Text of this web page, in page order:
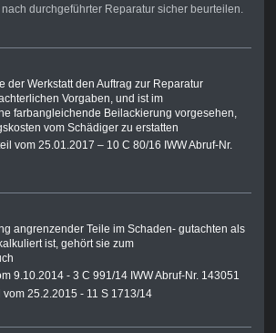
nach durchgeführter Reparatur sicher beurteilen.
der Werkstatt den Auftrag zur Reparatur
Vorgaben, und ist im
farbangleichende Beilackierung vorgesehen,
vom Schädiger zu erstatten
vom 25.01.2017 – 10 C 80/16 IWW Abruf-Nr.
angrenzender Teile im Schaden- gutachten als
ist, gehört sie zum
9.10.2014 - 3 C 991/14 IWW Abruf-Nr. 143051
vom 25.2.2015 - 11 S 1713/14